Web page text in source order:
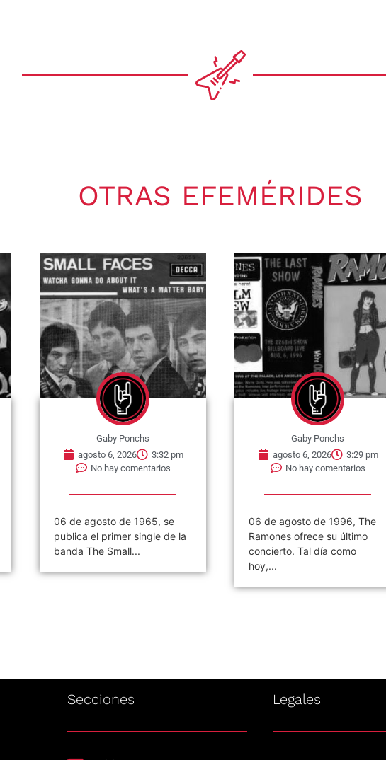
OTRAS EFEMÉRIDES
Gaby Ponchs
agosto 6, 2026
3:32 pm
No hay comentarios
06 de agosto de 1965, se
publica el primer single de la
banda The Small...
Gaby Ponchs
agosto 6, 2026
3:29 pm
No hay comentarios
06 de agosto de 1996, The
Ramones ofrece su último
concierto. Tal día como
hoy,...
Secciones Legales